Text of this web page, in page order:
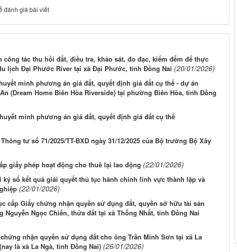
đánh giá bài viết
công tác thu hồi đất, điều tra, khảo sát, đo đạc, kiểm đếm để thực
lịch Đại Phước River tại xã Đại Phước, tỉnh Đồng Nai (20/01/2026)
minh phương án giá đất, quyết định giá đất cụ thể - dự án
(Dream Home Biên Hòa Riverside) tại phường Biên Hòa, tỉnh Đồng
minh phương án giá đất, quyết định giá đất cụ thể
tư số 71/2025/TT-BXD ngày 31/12/2025 của Bộ trưởng Bộ Xây
giấy phép hoạt động cho thuê lại lao động (22/01/2026)
ký số kết quả giải quyết thủ tục hành chính lĩnh vực thành lập và
(22/01/2026)
cấp Giấy chứng nhận quyền sử dụng đất, quyền sở hữu tài sản
Nguyễn Ngọc Chiến, thửa đất tại xã Thống Nhất, tỉnh Đồng Nai
nhận quyền sử dụng đất cho ông Trần Minh Sơn tại xã La
là xã La Ngà, tỉnh Đồng Nai) (26/01/2026)